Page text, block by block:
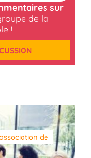
sur
de la
!
de